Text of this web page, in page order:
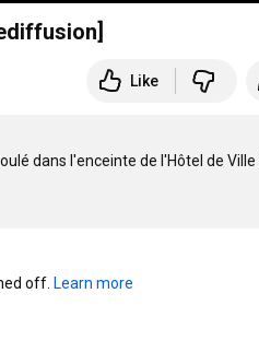
Like
dans l'enceinte de l'Hôtel de
off. Learn more